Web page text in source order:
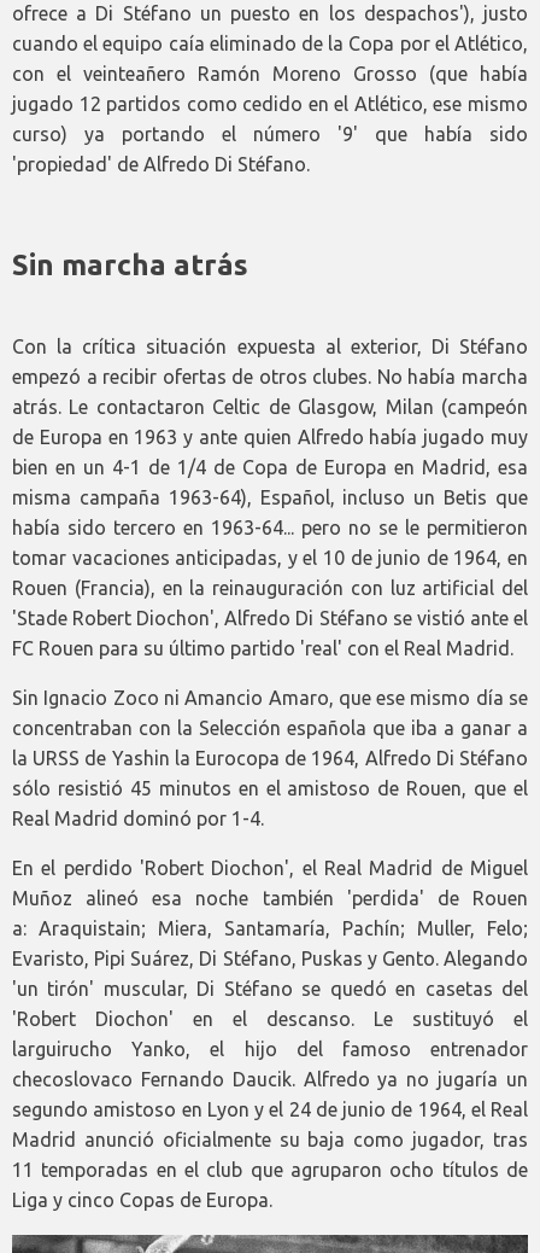
ofrece a Di Stéfano un puesto en los despachos'), justo
cuando el equipo caía eliminado de la Copa por el Atlético,
con el veinteañero Ramón Moreno Grosso (que había
jugado 12 partidos como cedido en el Atlético, ese mismo
curso) ya portando el número '9' que había sido
'propiedad' de Alfredo Di Stéfano.
Sin marcha atrás
Con la crítica situación expuesta al exterior, Di Stéfano
empezó a recibir ofertas de otros clubes. No había marcha
atrás. Le contactaron Celtic de Glasgow, Milan (campeón
de Europa en 1963 y ante quien Alfredo había jugado muy
bien en un 4-1 de 1/4 de Copa de Europa en Madrid, esa
misma campaña 1963-64), Español, incluso un Betis que
había sido tercero en 1963-64... pero no se le permitieron
tomar vacaciones anticipadas, y el 10 de junio de 1964, en
Rouen (Francia), en la reinauguración con luz artificial del
'Stade Robert Diochon', Alfredo Di Stéfano se vistió ante el
FC Rouen para su último partido 'real' con el Real Madrid.
Sin Ignacio Zoco ni Amancio Amaro, que ese mismo día se
concentraban con la Selección española que iba a ganar a
la URSS de Yashin la Eurocopa de 1964, Alfredo Di Stéfano
sólo resistió 45 minutos en el amistoso de Rouen, que el
Real Madrid dominó por 1-4.
En el perdido 'Robert Diochon', el Real Madrid de Miguel
Muñoz alineó esa noche también 'perdida' de Rouen
a: Araquistain; Miera, Santamaría, Pachín; Muller, Felo;
Evaristo, Pipi Suárez, Di Stéfano, Puskas y Gento. Alegando
'un tirón' muscular, Di Stéfano se quedó en casetas del
'Robert Diochon' en el descanso. Le sustituyó el
larguirucho Yanko, el hijo del famoso entrenador
checoslovaco Fernando Daucik. Alfredo ya no jugaría un
segundo amistoso en Lyon y el 24 de junio de 1964, el Real
Madrid anunció oficialmente su baja como jugador, tras
11 temporadas en el club que agruparon ocho títulos de
Liga y cinco Copas de Europa.